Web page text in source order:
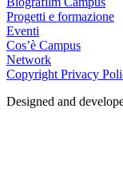
Progetti e formazione
Eventi
Cos’è Campus
Network
Copyright Privacy
Designed and